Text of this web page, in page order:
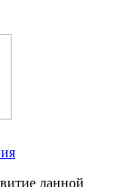
данной